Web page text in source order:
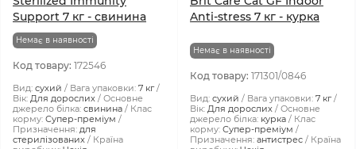
Support 7 кг - свинина
Немає в наявності
Код товару: 172546
Вид: сухий Вага упаковки: 7 кг
Вік: Для дорослих
Основне
джерело білка: свинина
Клас
корму: Супер-преміум
Призначення: для
стерилізованих
Країна
Anti-stress 7 кг - курка
Немає в наявності
Код товару: 171301/0846
Вид: сухий Вага упаковки: 7 кг
Вік: Для дорослих
Основне
джерело білка: курка
Клас
корму: Супер-преміум
Призначення: антистрес
Країна